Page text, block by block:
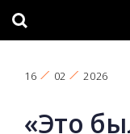
16 02 2026
«Это